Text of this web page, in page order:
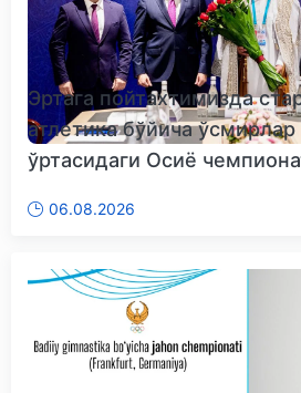
Эртага пойтахтимизда
атлетика бўйича
ўртасидаги Осиё
06.08.2026